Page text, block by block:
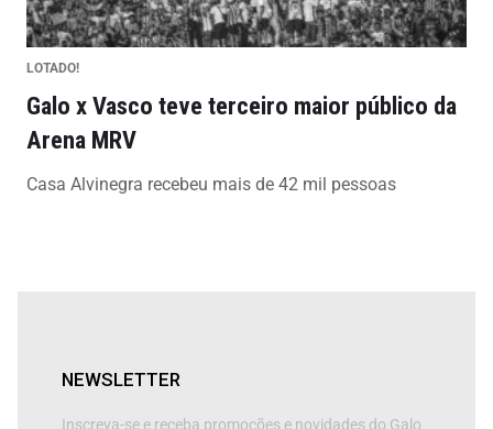
LOTADO!
Galo x Vasco teve terceiro maior público da
Arena MRV
Casa Alvinegra recebeu mais de 42 mil pessoas
NEWSLETTER
Inscreva-se e receba promoções e novidades do Galo